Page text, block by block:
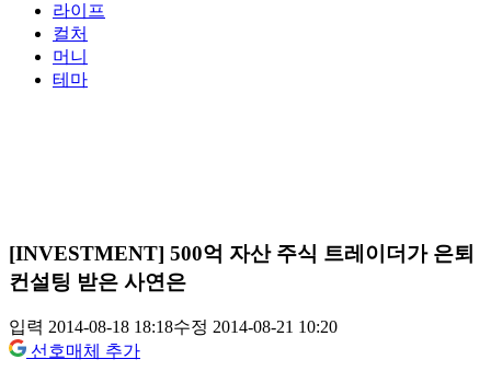
라이프
컬처
머니
테마
[INVESTMENT] 500억 자산 주식 트레이더가 은퇴
컨설팅 받은 사연은
입력 2014-08-18 18:18수정 2014-08-21 10:20
선호매체 추가